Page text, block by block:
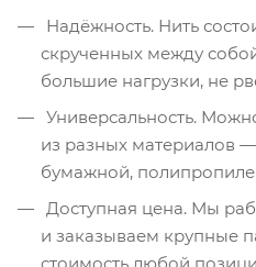
Надёжность. Нить
скрученных между
большие нагрузки, не
Универсальность.
из разных материалов
бумажной,
Доступная цена. Мы
и заказываем крупные